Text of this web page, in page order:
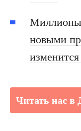
Миллионы
новыми
Читать нас в